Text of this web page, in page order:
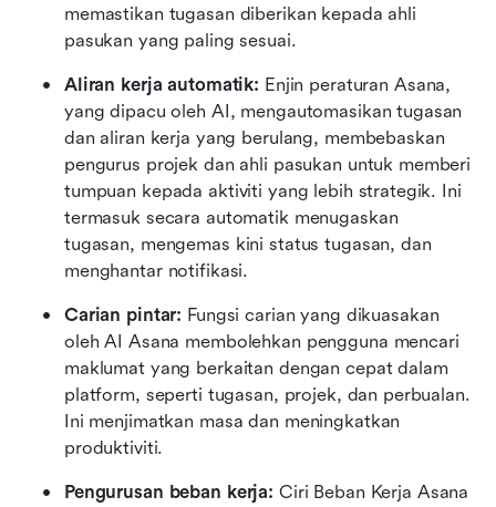
memastikan tugasan diberikan kepada ahli
pasukan yang paling sesuai.
Aliran kerja automatik: Enjin peraturan Asana,
yang dipacu oleh AI, mengautomasikan tugasan
dan aliran kerja yang berulang, membebaskan
pengurus projek dan ahli pasukan untuk memberi
tumpuan kepada aktiviti yang lebih strategik. Ini
termasuk secara automatik menugaskan
tugasan, mengemas kini status tugasan, dan
menghantar notifikasi.
Carian pintar: Fungsi carian yang dikuasakan
oleh AI Asana membolehkan pengguna mencari
maklumat yang berkaitan dengan cepat dalam
platform, seperti tugasan, projek, dan perbualan.
Ini menjimatkan masa dan meningkatkan
produktiviti.
Pengurusan beban kerja: Ciri Beban Kerja Asana